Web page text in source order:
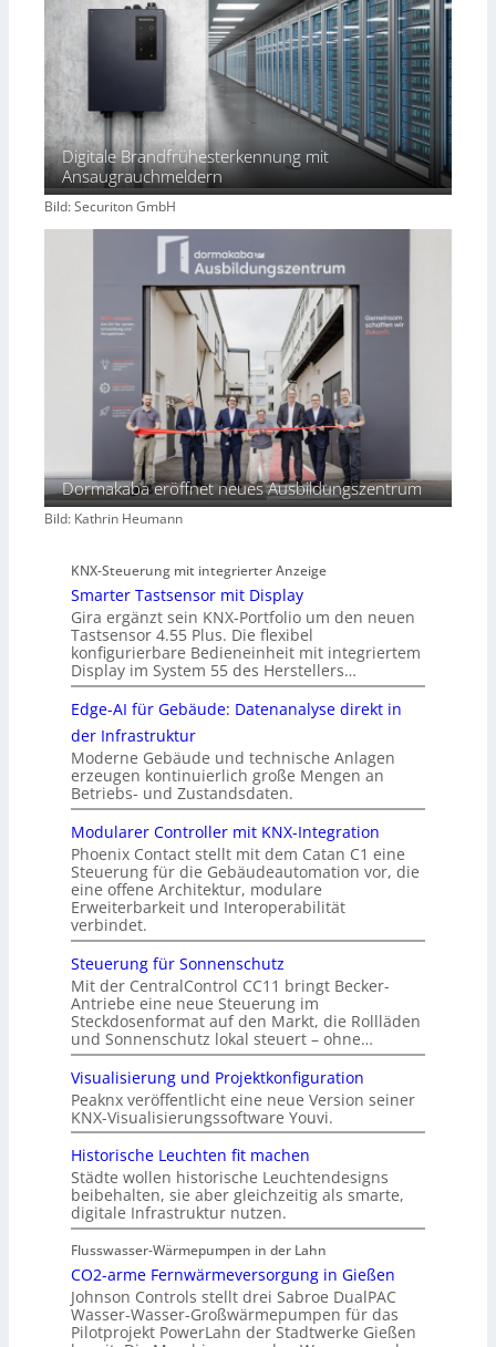
Digitale Brandfrühesterkennung mit
Ansaugrauchmeldern
Bild: Securiton GmbH
Dormakaba eröffnet neues Ausbildungszentrum
Bild: Kathrin Heumann
KNX-Steuerung mit integrierter Anzeige
Smarter Tastsensor mit Display
Gira ergänzt sein KNX-Portfolio um den neuen
Tastsensor 4.55 Plus. Die flexibel
konfigurierbare Bedieneinheit mit integriertem
Display im System 55 des Herstellers…
Edge-AI für Gebäude: Datenanalyse direkt in
der Infrastruktur
Moderne Gebäude und technische Anlagen
erzeugen kontinuierlich große Mengen an
Betriebs- und Zustandsdaten.
Modularer Controller mit KNX-Integration
Phoenix Contact stellt mit dem Catan C1 eine
Steuerung für die Gebäudeautomation vor, die
eine offene Architektur, modulare
Erweiterbarkeit und Interoperabilität
verbindet.
Steuerung für Sonnenschutz
Mit der CentralControl CC11 bringt Becker-
Antriebe eine neue Steuerung im
Steckdosenformat auf den Markt, die Rollläden
und Sonnenschutz lokal steuert – ohne…
Visualisierung und Projektkonfiguration
Peaknx veröffentlicht eine neue Version seiner
KNX-Visualisierungssoftware Youvi.
Historische Leuchten fit machen
Städte wollen historische Leuchtendesigns
beibehalten, sie aber gleichzeitig als smarte,
digitale Infrastruktur nutzen.
Flusswasser-Wärmepumpen in der Lahn
CO2-arme Fernwärmeversorgung in Gießen
Johnson Controls stellt drei Sabroe DualPAC
Wasser-Wasser-Großwärmepumpen für das
Pilotprojekt PowerLahn der Stadtwerke Gießen